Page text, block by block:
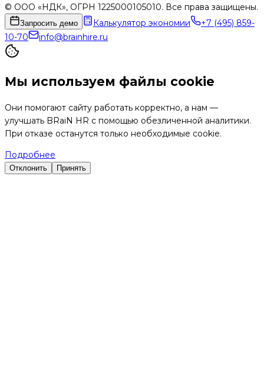
© ООО «НДК», ОГРН 1225000105010. Все права защищены.
Запросить демо Калькулятор экономии
+7 (495) 859-
10-70
info@brainhire.ru
Мы используем файлы cookie
Они помогают сайту работать корректно, а нам —
улучшать BRaiN HR с помощью обезличенной аналитики.
При отказе останутся только необходимые cookie.
Подробнее
Отклонить Принять